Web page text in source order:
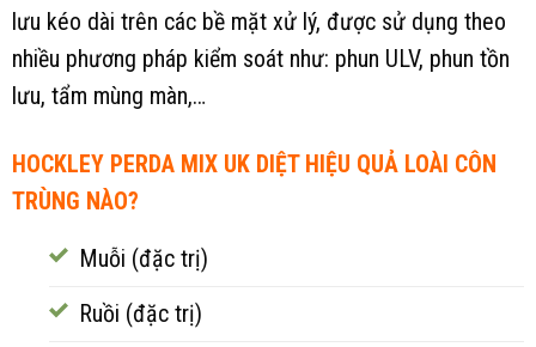
lưu kéo dài trên các bề mặt xử lý, được sử dụng theo
nhiều phương pháp kiểm soát như: phun ULV, phun tồn
lưu, tẩm mùng màn,…
HOCKLEY PERDA MIX UK DIỆT HIỆU QUẢ LOÀI CÔN
TRÙNG NÀO?
Muỗi (đặc trị)
Ruồi (đặc trị)